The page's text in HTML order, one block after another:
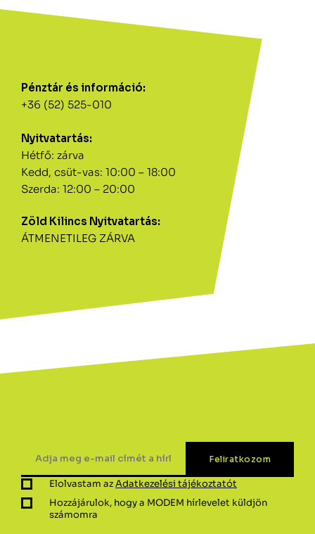
Pénztár és információ:
+36 (52) 525-010
Nyitvatartás:
Hétfő: zárva
Kedd, csüt-vas: 10:00 – 18:00
Szerda: 12:00 – 20:00
Zöld Kilincs Nyitvatartás:
ÁTMENETILEG ZÁRVA
Elolvastam azAdatkezelési tájékoztatót
Hozzájárulok, hogy a MODEM hírlevelet küldjön
számomra